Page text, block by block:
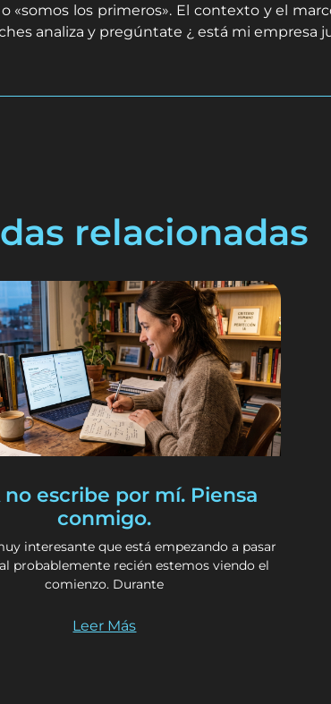
«somos los primeros». El contexto y el
analiza y pregúntate ¿ está mi
relacionadas
no escribe por mí. Piensa
conmigo.
interesante que está empezando a pasar
probablemente recién estemos viendo el
comienzo. Durante
Leer Más